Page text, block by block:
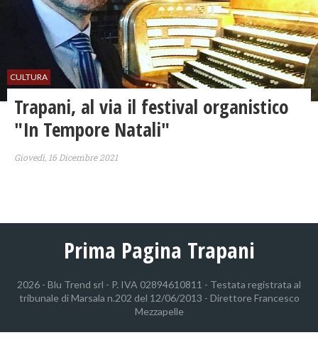
CULTURA
Trapani, al via il festival organistico
"In Tempore Natali"
Giovedì, 16 Dicembre 2021
Prima Pagina Trapani
2026 - Blu Trend srl - P. IVA 02894610811 - Testata registrata al
tribunale di Marsala n.202 del 12/06/2013 - Direttore Francesco
Mezzapelle